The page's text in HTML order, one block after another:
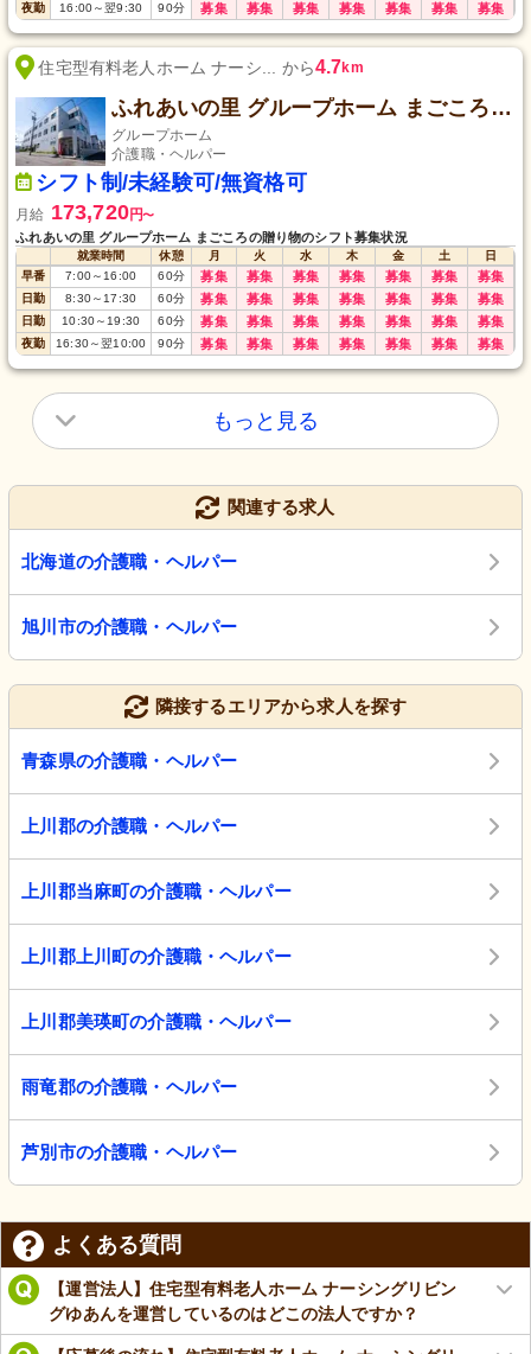
夜勤 16:00～翌9:30 90分 募集 募集 募集 募集 募集 募集 募集
住宅型有料老人ホーム ナーシ... から4.7km
ふれあいの里 グループホーム まごころの贈り物
グループホーム
介護職・ヘルパー
シフト制/未経験可/無資格可
月給 173,720円〜
ふれあいの里 グループホーム まごころの贈り物のシフト募集状況
就業時間 休憩 月 火 水 木 金 土
日
早番
7:00～ 16:00 60分 募集 募集 募集 募集 募集 募集 募集
日勤 8:30～ 17:30 60分 募集 募集 募集 募集 募集 募集 募集
日勤 10:30～ 19:30 60分 募集 募集 募集 募集 募集 募集 募集
夜勤 16:30～翌10:00 90分 募集 募集 募集 募集 募集 募集 募集
もっと見る
関連する求人
北海道の介護職・ヘルパー
旭川市の介護職・ヘルパー
隣接するエリアから求人を探す
青森県の介護職・ヘルパー
上川郡の介護職・ヘルパー
上川郡当麻町の介護職・ヘルパー
上川郡上川町の介護職・ヘルパー
上川郡美瑛町の介護職・ヘルパー
雨竜郡の介護職・ヘルパー
芦別市の介護職・ヘルパー
よくある質問
【運営法人】住宅型有料老人ホーム ナーシングリビン
グゆあんを運営しているのはどこの法人ですか？